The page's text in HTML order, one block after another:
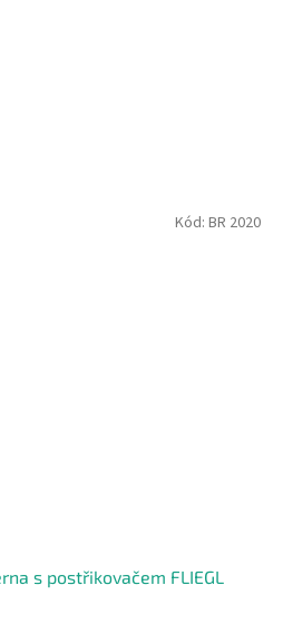
s postřikovačem FLIEGL
Kód: BR 2020